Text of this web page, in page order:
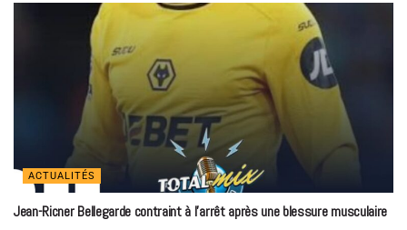
ACTUALITÉS
Jean-Ricner Bellegarde contraint à l’arrêt après une blessure musculaire